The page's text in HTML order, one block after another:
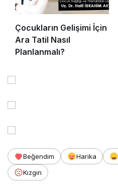
Çocukların Gelişimi İçin
Ara Tatil Nasıl
Planlanmalı?
Beğendim Harika
Kızgın